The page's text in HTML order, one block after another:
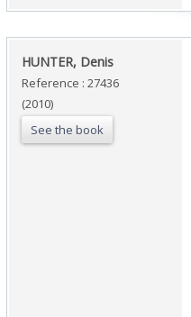
‎HUNTER, Denis‎
Reference : 27436
(2010)
See the book